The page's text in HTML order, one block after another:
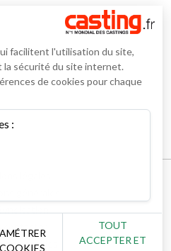
générales
contacter
des cookies
facilitent l'utilisation du site,
la sécurité du site internet.
de cookies pour chaque
:
TOUT
ACCEPTER ET